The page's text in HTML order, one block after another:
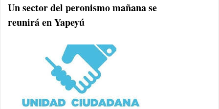
Un sector del peronismo mañana se
reunirá en Yapeyú